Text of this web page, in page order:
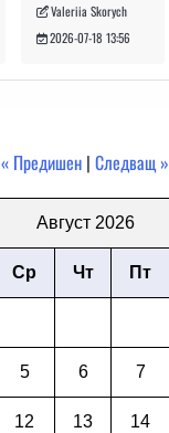
Valeriia Skorych
2026-07-18 13:56
« Предишен | Следващ »
Август 2026
Ср Чт Пт
5 6 7
12 13 14